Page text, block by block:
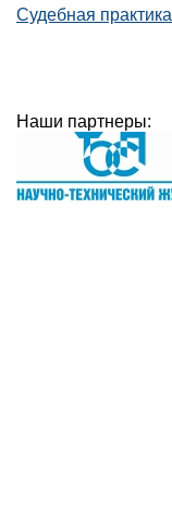
Судебная практика
Наши партнеры: